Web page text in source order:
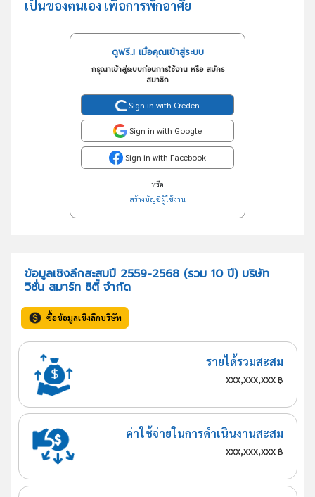
เป็นของตนเอง เพื่อการพักอาศัย
ดูฟรี..! เมื่อคุณเข้าสู่ระบบ
กรุณาเข้าสู่ระบบก่อนการใช้งาน หรือ สมัคร
สมาชิก
Sign in with Creden
Sign in with Google
Sign in with Facebook
หรือ
สร้างบัญชีผู้ใช้งาน
ข้อมูลเชิงลึกสะสมปี 2559-2568 (รวม 10 ปี) บริษัท
วิชั่น สมาร์ท ซิตี้ จำกัด
ซื้อข้อมูลเชิงลึกบริษัท
รายได้รวมสะสม
xxx,xxx,xxx฿
ค่าใช้จ่ายในการดำเนินงานสะสม
xxx,xxx,xxx฿